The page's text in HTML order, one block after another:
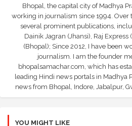
Bhopal, the capital city of Madhya
working in journalism since 1994. Over
several prominent publications,
Dainik Jagran (Jhansi), Raj Express
(Bhopal); Since 2012, I have been
journalism. I am the founder
bhopalsamachar.com, which has
leading Hindi news portals in Madhya
news from Bhopal, Indore, Jabalpur,
YOU MIGHT LIKE